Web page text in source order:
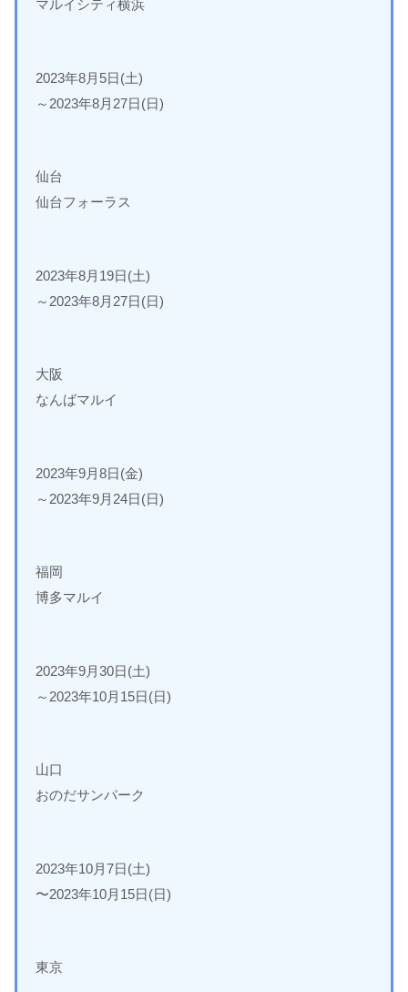
マルイシティ横浜
2023年8月5日(土)
～2023年8月27日(日)
仙台
仙台フォーラス
2023年8月19日(土)
～2023年8月27日(日)
大阪
なんばマルイ
2023年9月8日(金)
～2023年9月24日(日)
福岡
博多マルイ
2023年9月30日(土)
～2023年10月15日(日)
山口
おのだサンパーク
2023年10月7日(土)
〜2023年10月15日(日)
東京